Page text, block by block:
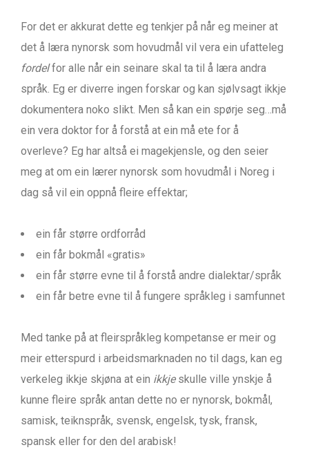
For det er akkurat dette eg tenkjer på når eg meiner at
det å læra nynorsk som hovudmål vil vera ein ufatteleg
fordelfor alle når ein seinare skal ta til å læra andra
språk. Eg er diverre ingen forskar og kan sjølvsagt ikkje
dokumentera noko slikt. Men så kan ein spørje seg…må
ein vera doktor for å forstå at ein må ete for å
overleve? Eg har altså ei magekjensle, og den seier
meg at om ein lærer nynorsk som hovudmål i Noreg i
dag så vil ein oppnå fleire effektar;
ein får større ordforråd
ein får bokmål «gratis»
ein får større evne til å forstå andre dialektar/språk
ein får betre evne til å fungere språkleg i samfunnet
Med tanke på at fleirspråkleg kompetanse er meir og
meir etterspurd i arbeidsmarknaden no til dags, kan eg
verkeleg ikkje skjøna at ein ikkjeskulle ville ynskje å
kunne fleire språk antan dette no er nynorsk, bokmål,
samisk, teiknspråk, svensk, engelsk, tysk, fransk,
spansk eller for den del arabisk!